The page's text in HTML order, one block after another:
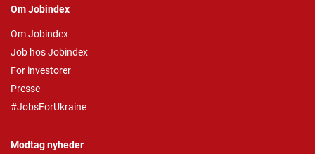
Om Jobindex
Om Jobindex
Job hos Jobindex
For investorer
Presse
#JobsForUkraine
Modtag nyheder